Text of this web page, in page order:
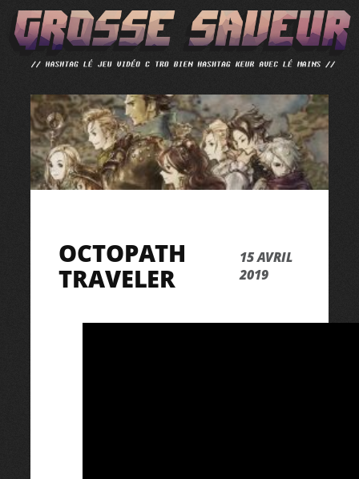
ALLER
AU
CONTENU
OCTOPATH
TRAVELER
15 AVRIL
2019